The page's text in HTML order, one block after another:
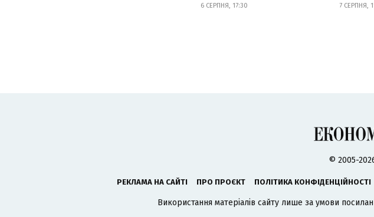
6 СЕРПНЯ, 17:30 7 СЕРПНЯ,
© 2005-
РЕКЛАМА НА САЙТІ ПРО ПРОЄКТ ПОЛІТИКА КОНФІДЕНЦІЙНОСТІ
Використання матеріалів сайту лише за умови